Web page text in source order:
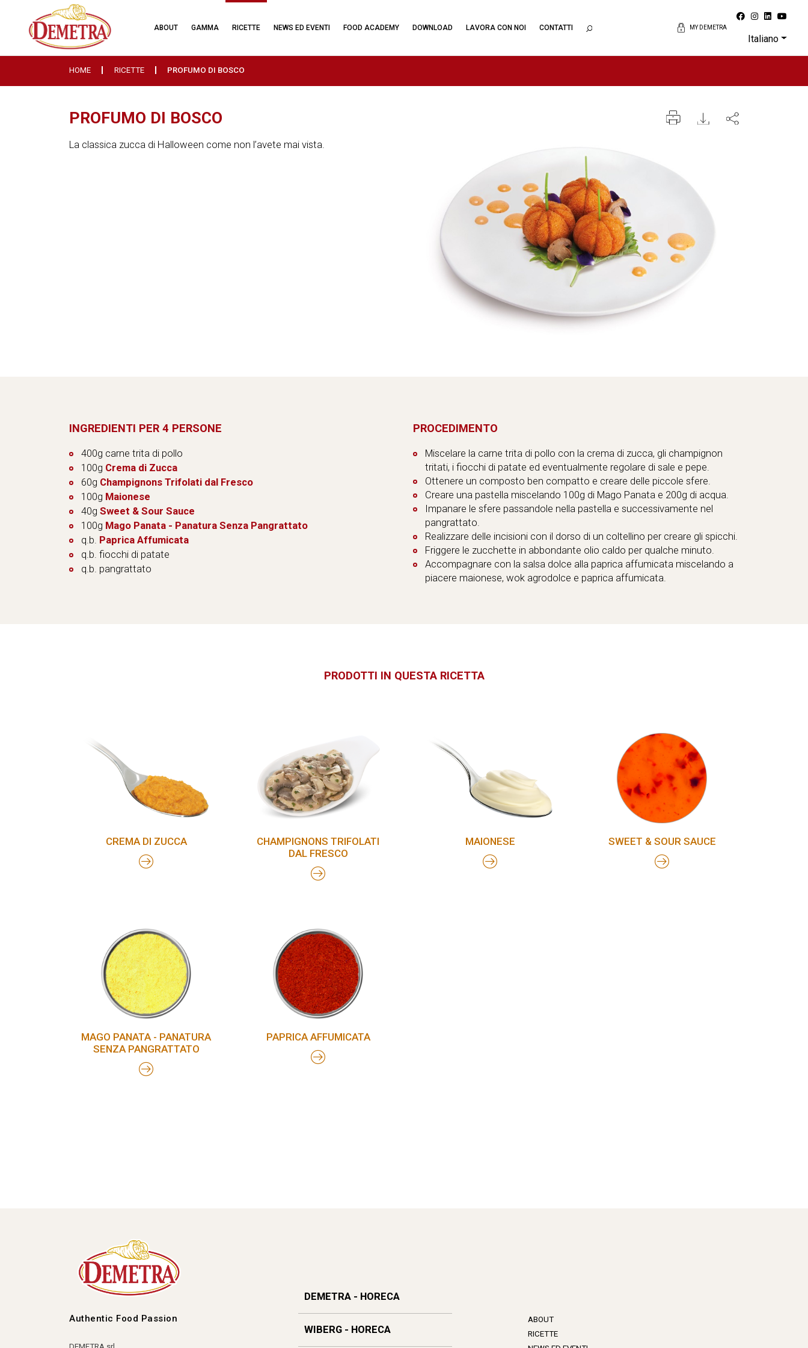
ABOUT GAMMA RICETTE NEWS ED EVENTI FOOD ACADEMY DOWNLOAD LAVORA CON NOI CONTATTI MY DEMETRA
Italiano
HOME RICETTE PROFUMO DI BOSCO
PROFUMO DI BOSCO
La classica zucca di Halloween come non l’avete mai vista.
INGREDIENTI PER 4 PERSONE
400g carne trita di pollo
100g Crema di Zucca
60g Champignons Trifolati dal Fresco
100g Maionese
40g Sweet & Sour Sauce
100g Mago Panata - Panatura Senza Pangrattato
q.b. Paprica Affumicata
q.b. fiocchi di patate
q.b. pangrattato
PROCEDIMENTO
Miscelare la carne trita di pollo con la crema di zucca, gli champignon
tritati, i fiocchi di patate ed eventualmente regolare di sale e pepe.
Ottenere un composto ben compatto e creare delle piccole sfere.
Creare una pastella miscelando 100g di Mago Panata e 200g di acqua.
Impanare le sfere passandole nella pastella e successivamente nel
pangrattato.
Realizzare delle incisioni con il dorso di un coltellino per creare gli spicchi.
Friggere le zucchette in abbondante olio caldo per qualche minuto.
Accompagnare con la salsa dolce alla paprica affumicata miscelando a
piacere maionese, wok agrodolce e paprica affumicata.
PRODOTTI IN QUESTA RICETTA
CREMA DI ZUCCA
CHAMPIGNONS TRIFOLATI
DAL FRESCO
MAIONESE SWEET & SOUR SAUCE
MAGO PANATA - PANATURA
SENZA PANGRATTATO
PAPRICA AFFUMICATA
Authentic Food Passion
DEMETRA - HORECA
WIBERG - HORECA
ABOUT
RICETTE